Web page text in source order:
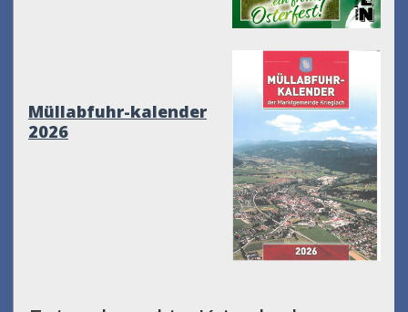
Müllabfuhr-kalender
2026